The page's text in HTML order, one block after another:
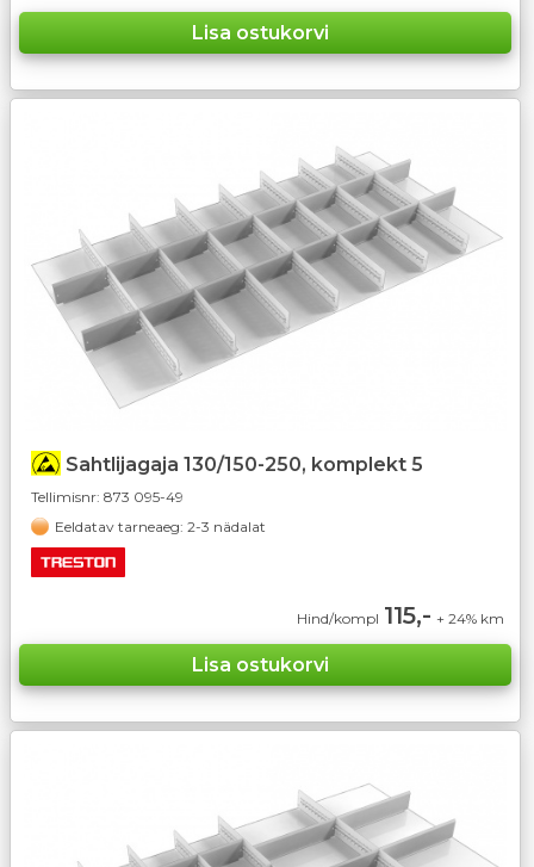
Sahtlijagaja 130/150-250, komplekt 5
Tellimisnr: 873 095-49
Eeldatav tarneaeg: 2-3 nädalat
Hind/kompl 115,- + 24% km